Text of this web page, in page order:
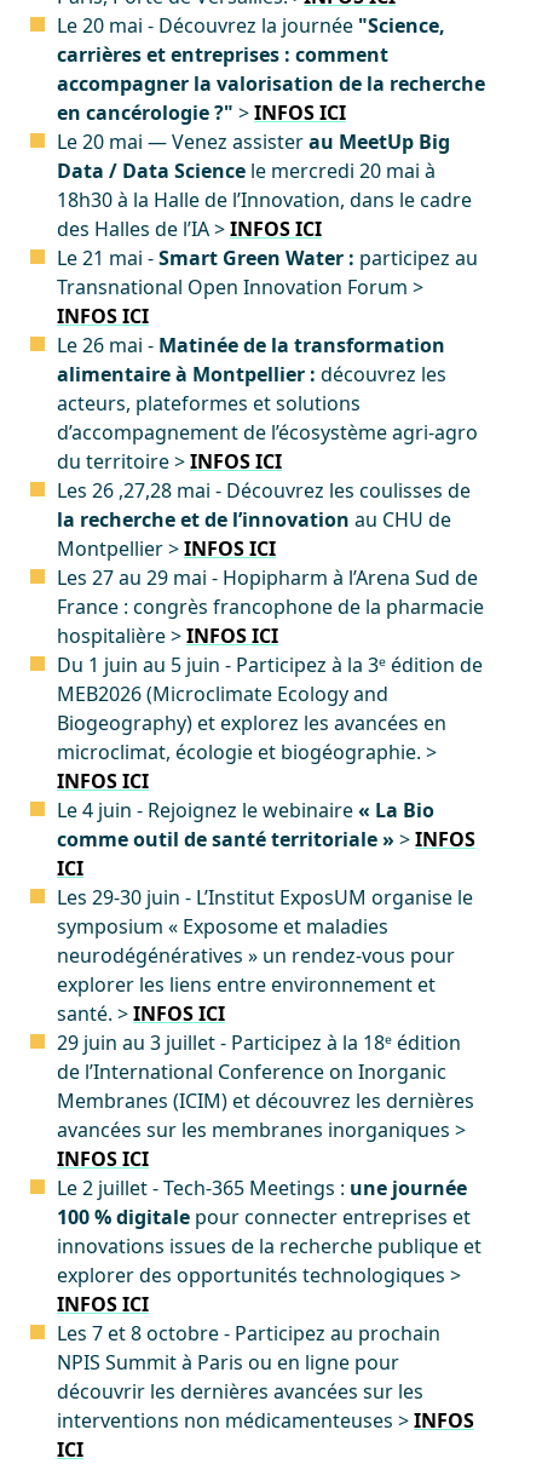
Le 20 mai - Découvrez la journée "Science,
carrières et entreprises : comment
accompagner la valorisation de la recherche
en cancérologie ?" >INFOS ICI
Le 20 mai — Venez assisterau MeetUp Big
Data / Data Science le mercredi 20 mai à
18h30 à la Halle de l’Innovation, dans le cadre
des Halles de l’IA >INFOS ICI
Le 21 mai -Smart Green Water : participez au
Transnational Open Innovation Forum >
INFOS ICI
Le 26 mai - Matinée de la transformation
alimentaire à Montpellier : découvrez les
acteurs, plateformes et solutions
d’accompagnement de l’écosystème agri-agro
du territoire >INFOS ICI
Les 26 ,27,28 mai - Découvrez les coulisses de
la recherche et de l’innovation au CHU de
Montpellier >INFOS ICI
Les 27 au 29 mai - Hopipharm à l’Arena Sud de
France : congrès francophone de la pharmacie
hospitalière >INFOS ICI
Du 1 juin au 5 juin - Participez à la 3ᵉ édition de
MEB2026 (Microclimate Ecology and
Biogeography) et explorez les avancées en
microclimat, écologie et biogéographie. >
INFOS ICI
Le 4 juin - Rejoignez le webinaire« La Bio
comme outil de santé territoriale »>INFOS
ICI
Les 29-30 juin - L’Institut ExposUM organise le
symposium « Exposome et maladies
neurodégénératives » un rendez-vous pour
explorer les liens entre environnement et
santé. >INFOS ICI
29 juin au 3 juillet - Participez à la 18ᵉ édition
de l’International Conference on Inorganic
Membranes (ICIM) et découvrez les dernières
avancées sur les membranes inorganiques >
INFOS ICI
Le 2 juillet - Tech-365 Meetings : une journée
100 % digitale pour connecter entreprises et
innovations issues de la recherche publique et
explorer des opportunités technologiques >
INFOS ICI
Les 7 et 8 octobre - Participez au prochain
NPIS Summit à Paris ou en ligne pour
découvrir les dernières avancées sur les
interventions non médicamenteuses >INFOS
ICI